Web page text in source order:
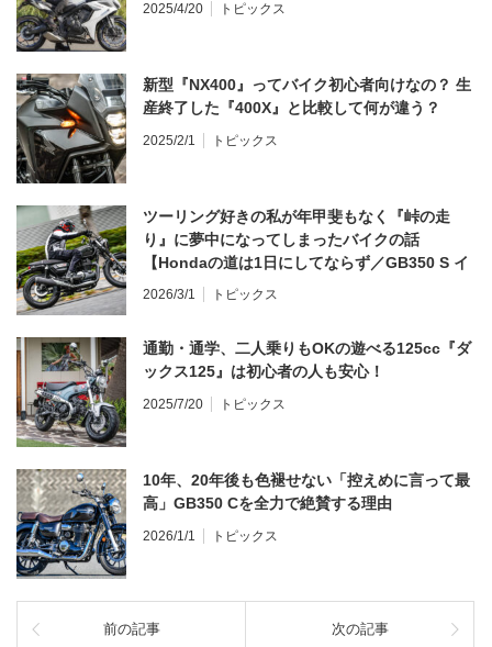
2025/4/20 トピックス
新型『NX400』ってバイク初心者向けなの？ 生
産終了した『400X』と比較して何が違う？
2025/2/1 トピックス
ツーリング好きの私が年甲斐もなく『峠の走
り』に夢中になってしまったバイクの話
【Hondaの道は1日にしてならず／GB350 S イ
ンプレ・レビュー 前編】
2026/3/1 トピックス
通勤・通学、二人乗りもOKの遊べる125cc『ダ
ックス125』は初心者の人も安心！
2025/7/20 トピックス
10年、20年後も色褪せない「控えめに言って最
高」GB350 Cを全力で絶賛する理由
2026/1/1 トピックス
前の記事 次の記事